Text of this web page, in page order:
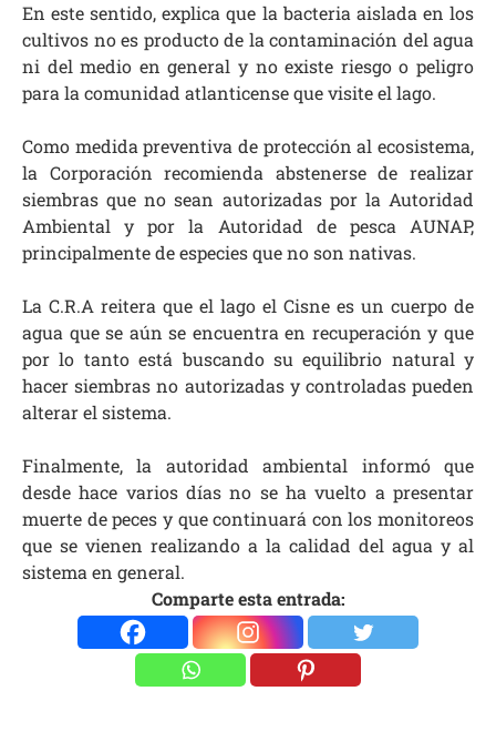
En este sentido, explica que la bacteria aislada en los
cultivos no es producto de la contaminación del agua
ni del medio en general y no existe riesgo o peligro
para la comunidad atlanticense que visite el lago.
Como medida preventiva de protección al ecosistema,
la Corporación recomienda abstenerse de realizar
siembras que no sean autorizadas por la Autoridad
Ambiental y por la Autoridad de pesca AUNAP,
principalmente de especies que no son nativas.
La C.R.A reitera que el lago el Cisne es un cuerpo de
agua que se aún se encuentra en recuperación y que
por lo tanto está buscando su equilibrio natural y
hacer siembras no autorizadas y controladas pueden
alterar el sistema.
Finalmente, la autoridad ambiental informó que
desde hace varios días no se ha vuelto a presentar
muerte de peces y que continuará con los monitoreos
que se vienen realizando a la calidad del agua y al
sistema en general.
Comparte esta entrada: